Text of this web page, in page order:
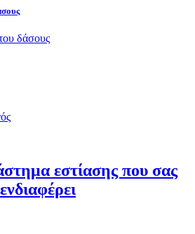
εστίασης που σας
ενδιαφέρει